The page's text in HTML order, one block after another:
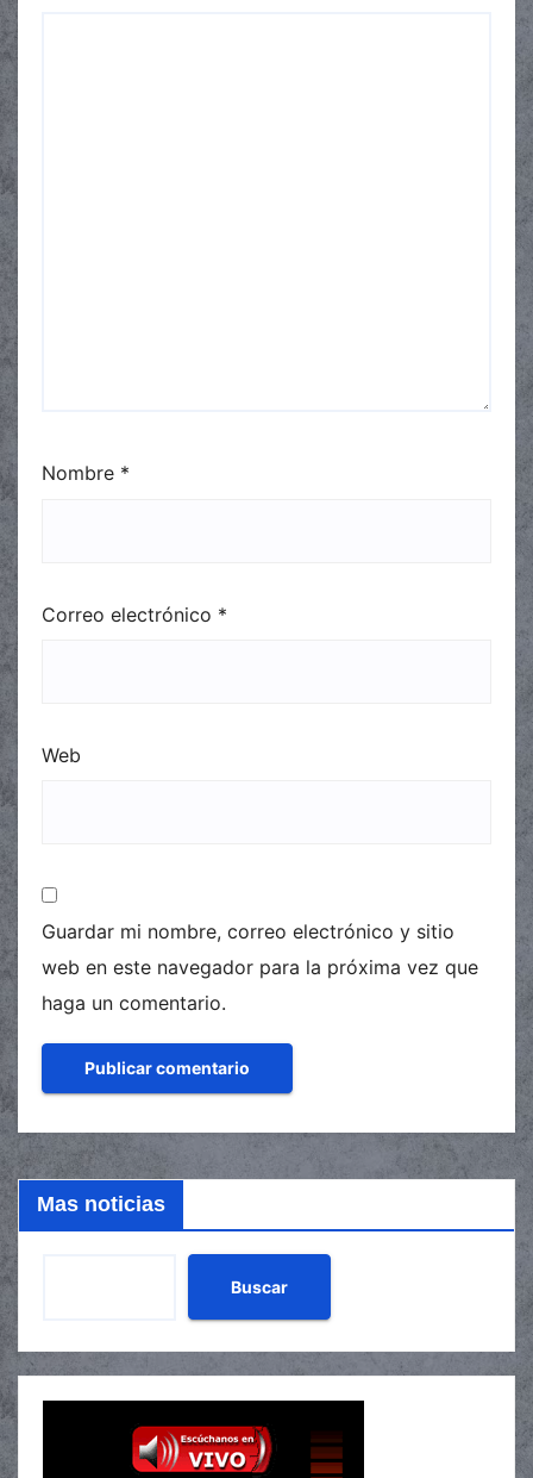
Nombre *
Correo electrónico *
Web
Guardar mi nombre, correo electrónico y sitio
web en este navegador para la próxima vez que
haga un comentario.
Mas noticias
Buscar